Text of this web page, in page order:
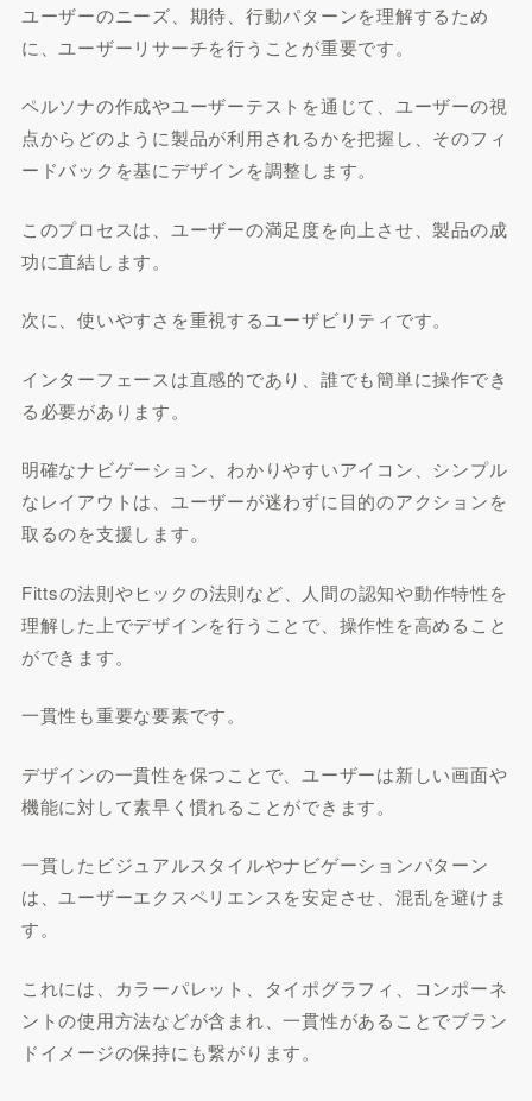
ユーザーのニーズ、期待、行動パターンを理解するため
に、ユーザーリサーチを行うことが重要です。
ペルソナの作成やユーザーテストを通じて、ユーザーの視
点からどのように製品が利用されるかを把握し、そのフィ
ードバックを基にデザインを調整します。
このプロセスは、ユーザーの満足度を向上させ、製品の成
功に直結します。
次に、使いやすさを重視するユーザビリティです。
インターフェースは直感的であり、誰でも簡単に操作でき
る必要があります。
明確なナビゲーション、わかりやすいアイコン、シンプル
なレイアウトは、ユーザーが迷わずに目的のアクションを
取るのを支援します。
Fittsの法則やヒックの法則など、人間の認知や動作特性を
理解した上でデザインを行うことで、操作性を高めること
ができます。
一貫性も重要な要素です。
デザインの一貫性を保つことで、ユーザーは新しい画面や
機能に対して素早く慣れることができます。
一貫したビジュアルスタイルやナビゲーションパターン
は、ユーザーエクスペリエンスを安定させ、混乱を避けま
す。
これには、カラーパレット、タイポグラフィ、コンポーネ
ントの使用方法などが含まれ、一貫性があることでブラン
ドイメージの保持にも繋がります。